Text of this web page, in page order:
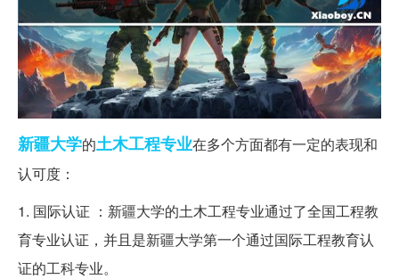
新疆大学的土木工程专业在多个方面都有一定的表现和
认可度：
1. 国际认证 ：新疆大学的土木工程专业通过了全国工程教
育专业认证，并且是新疆大学第一个通过国际工程教育认
证的工科专业。